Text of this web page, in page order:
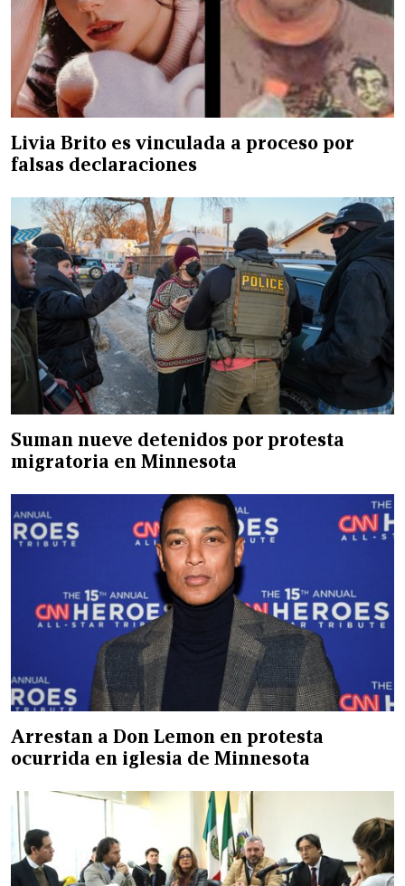
Livia Brito es vinculada a proceso por
falsas declaraciones
Suman nueve detenidos por protesta
migratoria en Minnesota
Arrestan a Don Lemon en protesta
ocurrida en iglesia de Minnesota